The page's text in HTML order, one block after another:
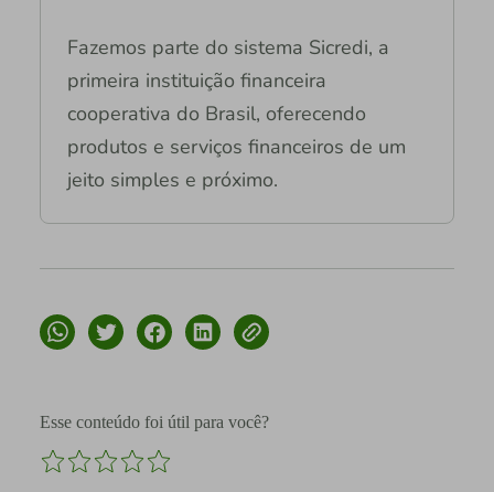
Fazemos parte do sistema Sicredi, a
primeira instituição financeira
cooperativa do Brasil, oferecendo
produtos e serviços financeiros de um
jeito simples e próximo.
Esse conteúdo foi útil para você?